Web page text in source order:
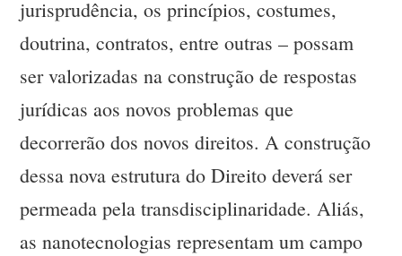
jurisprudência, os princípios, costumes,
doutrina, contratos, entre outras – possam
ser valorizadas na construção de respostas
jurídicas aos novos problemas que
decorrerão dos novos direitos. A construção
dessa nova estrutura do Direito deverá ser
permeada pela transdisciplinaridade. Aliás,
as nanotecnologias representam um campo